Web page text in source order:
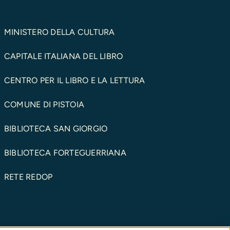
MINISTERO DELLA CULTURA
CAPITALE ITALIANA DEL LIBRO
CENTRO PER IL LIBRO E LA LETTURA
COMUNE DI PISTOIA
BIBLIOTECA SAN GIORGIO
BIBLIOTECA FORTEGUERRIANA
RETE REDOP